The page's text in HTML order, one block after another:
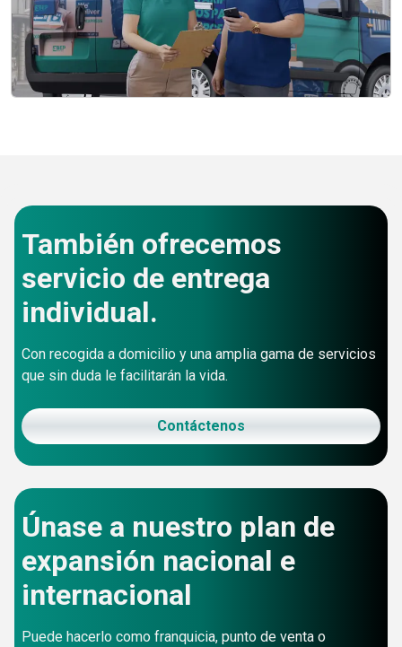
También ofrecemos
servicio de entrega
individual.
Con recogida a domicilio y una amplia gama de servicios
que sin duda le facilitarán la vida.
Contáctenos
Únase a nuestro plan de
expansión nacional e
internacional
Puede hacerlo como franquicia, punto de venta o